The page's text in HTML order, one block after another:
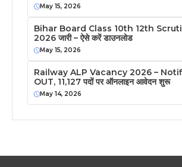
May 15, 2026
Bihar Board Class 10th 12th
2026 जारी – ऐसे करें डाउनलोड
May 15, 2026
Railway ALP Vacancy 2026 –
OUT, 11,127 पदों पर ऑनलाइन आवेदन शुरू
May 14, 2026